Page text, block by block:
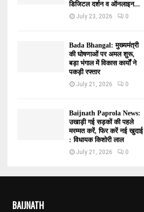
डिजिटल दर्शन व ऑनलाइन...
July 23, 2026 0
Bada Bhangal: मुख्यमंत्री
की घोषणाओं पर अमल शुरू,
बड़ा भंगाल में विकास कार्यों ने
पकड़ी रफ्तार
July 21, 2026 0
Baijnath Paprola News:
उखाड़ी गई सड़कों की पहले
मरम्मत करें, फिर करें नई खुदाई
: विधायक किशोरी लाल
July 21, 2026 0
BAIJNATH